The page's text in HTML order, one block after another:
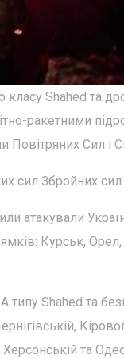
Shahed та
ракетними
Сил і
сил Збройних сил
атакували
Курськ,
Shahed та
та